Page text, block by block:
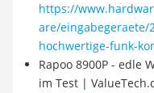
https://
are/eingabegeraete/
hochwertige-funk-
Rapoo 8900P - edle
im Test |